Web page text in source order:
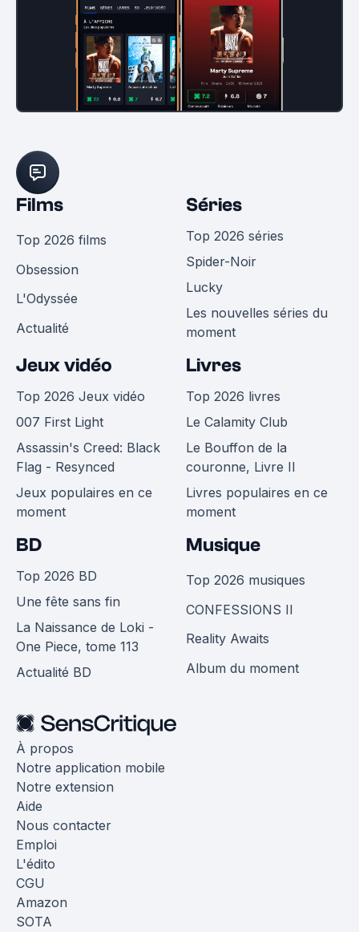
Films
Top 2026 films
Obsession
L'Odyssée
Actualité
Séries
Top 2026 séries
Spider-Noir
Lucky
Les nouvelles séries du
moment
Jeux vidéo
Top 2026 Jeux vidéo
007 First Light
Assassin's Creed: Black
Flag - Resynced
Jeux populaires en ce
moment
Livres
Top 2026 livres
Le Calamity Club
Le Bouffon de la
couronne, Livre II
Livres populaires en ce
moment
BD
Top 2026 BD
Une fête sans fin
La Naissance de Loki -
One Piece, tome 113
Actualité BD
Musique
Top 2026 musiques
CONFESSIONS II
Reality Awaits
Album du moment
À propos
Notre application mobile
Notre extension
Aide
Nous contacter
Emploi
L'édito
CGU
Amazon
SOTA